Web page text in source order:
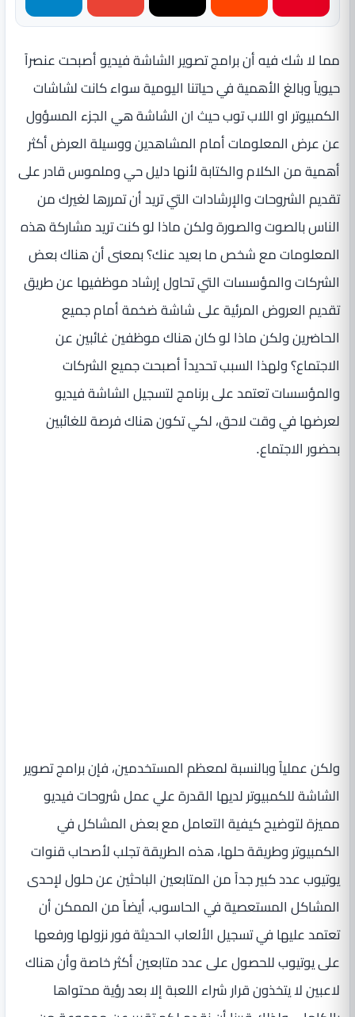
مما لا شك فيه أن برامج تصوير الشاشة فيديو أصبحت عنصراً
حيوياً وبالغ الأهمية في حياتنا اليومية سواء كانت لشاشات
الكمبيوتر او اللاب توب حيث ان الشاشة هي الجزء المسؤول
عن عرض المعلومات أمام المشاهدين ووسيلة العرض أكثر
أهمية من الكلام والكتابة لأنها دليل حي وملموس قادر على
تقديم الشروحات والإرشادات التي تريد أن تمررها لغيرك من
الناس بالصوت والصورة ولكن ماذا لو كنت تريد مشاركة هذه
المعلومات مع شخص ما بعيد عنك؟ بمعنى أن هناك بعض
الشركات والمؤسسات التي تحاول إرشاد موظفيها عن طريق
تقديم العروض المرئية على شاشة ضخمة أمام جميع
الحاضرين ولكن ماذا لو كان هناك موظفين غائبين عن
الاجتماع؟ ولهذا السبب تحديداً أصبحت جميع الشركات
والمؤسسات تعتمد على برنامج لتسجيل الشاشة فيديو
لعرضها في وقت لاحق، لكي تكون هناك فرصة للغائبين
بحضور الاجتماع.
ولكن عملياً وبالنسبة لمعظم المستخدمين، فإن برامج تصوير
الشاشة للكمبيوتر لديها القدرة علي عمل شروحات فيديو
مميزة لتوضيح كيفية التعامل مع بعض المشاكل في
الكمبيوتر وطريقة حلها، هذه الطريقة تجلب لأصحاب قنوات
يوتيوب عدد كبير جداً من المتابعين الباحثين عن حلول لإحدى
المشاكل المستعصية في الحاسوب، أيضاً من الممكن أن
تعتمد عليها في تسجيل الألعاب الحديثة فور نزولها ورفعها
على يوتيوب للحصول على عدد متابعين أكثر خاصة وأن هناك
لاعبين لا يتخذون قرار شراء اللعبة إلا بعد رؤية محتواها